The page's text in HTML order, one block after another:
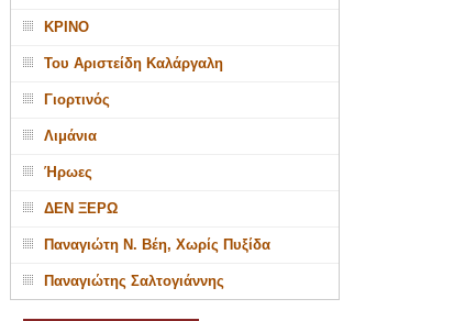
ΚΡΙΝΟ
Του Αριστείδη Καλάργαλη
Γιορτινός
Λιμάνια
Ήρωες
ΔΕΝ ΞΕΡΩ
Παναγιώτη Ν. Βέη, Χωρίς Πυξίδα
Παναγιώτης Σαλτογιάννης